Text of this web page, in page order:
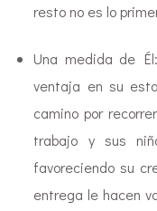
resto no es lo
Una medida de
ventaja en su
camino por
trabajo y sus
favoreciendo su
entrega le hacen